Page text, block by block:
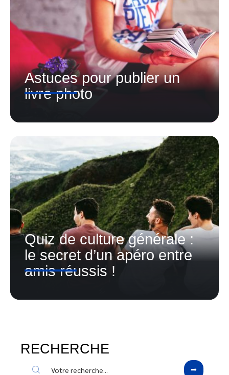
Astuces pour publier un
livre photo
Quiz de culture générale :
le secret d’un apéro entre
amis réussis !
RECHERCHE